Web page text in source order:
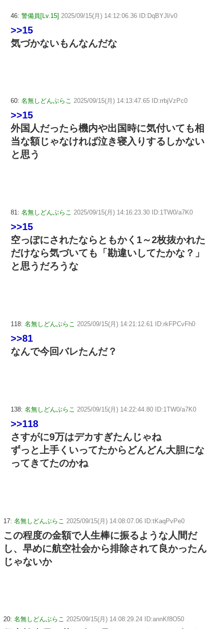
46: 警備員[Lv.15] 2025/09/15(月) 14:12:06.36 ID:DqBYJl/v0
>>15
気づかないもんなんだな
60: 名無しどんぶらこ 2025/09/15(月) 14:13:47.65 ID:rrbjVzPc0
>>15
外国人だったら機内や出国時に気付いても相
当な額じゃなければ泣き寝入りするしかない
と思う
81: 名無しどんぶらこ 2025/09/15(月) 14:16:23.30 ID:1TW0/a7K0
>>15
空っぽにされたならともかく1～2枚抜かれた
だけなら気づいても「勘違いしてたかな？」
と思うだろうな
118: 名無しどんぶらこ 2025/09/15(月) 14:21:12.61 ID:rkFPCvFh0
>>81
なんで今回バレたんだ？
138: 名無しどんぶらこ 2025/09/15(月) 14:22:44.80 ID:1TW0/a7K0
>>118
さすがに9万はデカすぎたんじゃね
ずっと上手くいってたからどんどん大胆にな
ってきてたのかね
17: 名無しどんぶらこ 2025/09/15(月) 14:08:07.06 ID:tKaqPvPe0
この程度の金額で人生棒に振るような人間だ
し、早めに航空社会から排除されて良かったん
じゃないか
20: 名無しどんぶらこ 2025/09/15(月) 14:08:29.24 ID:annKf8O50